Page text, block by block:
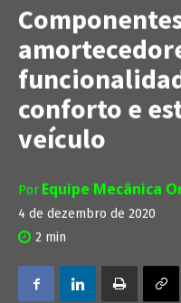
conforto e
veículo
Por Equipe Mecânica
4 de dezembro de 2020
2 min